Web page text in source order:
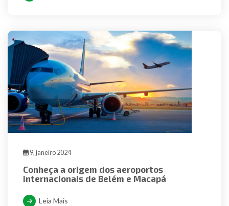
9, janeiro 2024
Conheça a origem dos aeroportos
internacionais de Belém e Macapá
Leia Mais